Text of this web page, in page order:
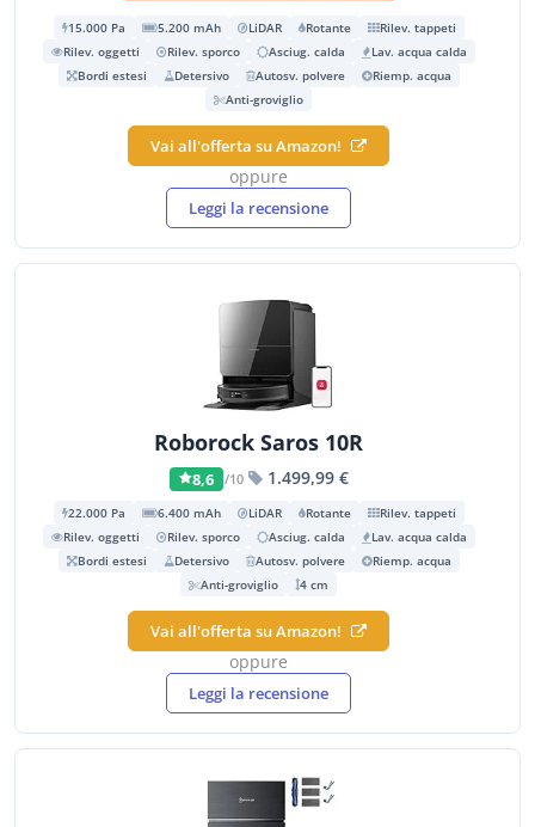
15.000 Pa 5.200 mAh LiDAR Rotante
Rilev. tappeti
Rilev. oggetti
Rilev. sporco Asciug. calda
Lav. acqua calda
Bordi estesi
Detersivo Autosv. polvere
Riemp. acqua
Anti-groviglio
Vai all'offerta su Amazon!
oppure
Leggi la recensione
Roborock Saros 10R
8,6 /10 1.499,99 €
22.000 Pa 6.400 mAh LiDAR Rotante
Rilev. tappeti
Rilev. oggetti
Rilev. sporco Asciug. calda
Lav. acqua calda
Bordi estesi
Detersivo Autosv. polvere
Riemp. acqua
Anti-groviglio
4 cm
Vai all'offerta su Amazon!
oppure
Leggi la recensione